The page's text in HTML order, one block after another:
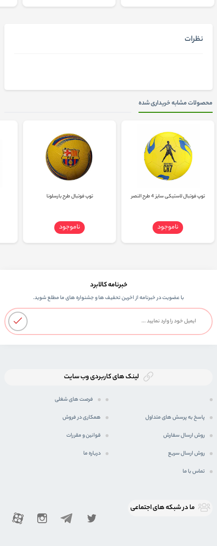
نظرات
محصولات مشابه خریداری شده
توپ فوتبال لاستیکی سایز 4 طرح النصر
ناموجود
توپ فوتبال طرح بارسلونا
ناموجود
خبرنامه کالابرد
با عضویت در خبرنامه از اخرین تحفیف ها و جشنواره های ما مطلع شوید.
لینک های کاربردی وب سایت
فرصت های شغلی
پاسخ به پرسش های متداول همکاری در فروش
روش ارسال سفارش قوانین و مقررات
روش ارسال سریع درباره ما
تماس با ما
ما در شبكه های اجتماعی